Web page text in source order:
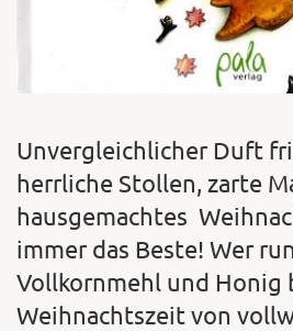
Unvergleichlicher Duft
herrliche Stollen, zarte
hausgemachtes
immer das Beste! Wer
Vollkornmehl und Honig
Weihnachtszeit von